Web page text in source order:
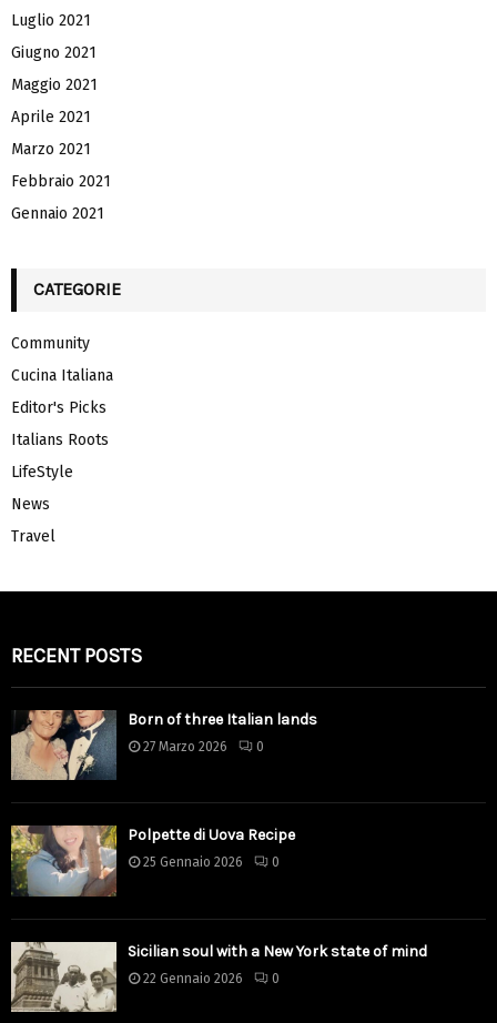
Luglio 2021
Giugno 2021
Maggio 2021
Aprile 2021
Marzo 2021
Febbraio 2021
Gennaio 2021
CATEGORIE
Community
Cucina Italiana
Editor's Picks
Italians Roots
LifeStyle
News
Travel
RECENT POSTS
Born of three Italian lands
27 Marzo 2026 0
Polpette di Uova Recipe
25 Gennaio 2026 0
Sicilian soul with a New York state of mind
22 Gennaio 2026 0